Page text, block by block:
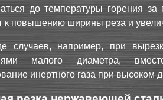
до температуры горения
к повышению ширины реза и
случаев, например, при
малого диаметра,
инертного газа при высоком